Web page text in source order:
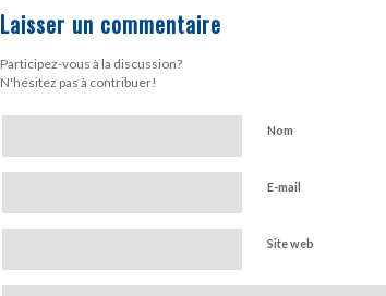
Laisser un commentaire
Participez-vous à la discussion?
N'hésitez pas à contribuer!
Nom
E-mail
Site web